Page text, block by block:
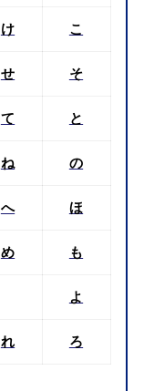
け こ
せ そ
て と
ね の
へ ほ
め も
よ
れ ろ